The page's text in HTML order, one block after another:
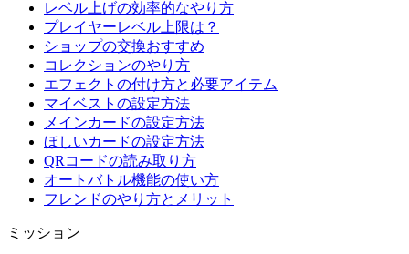
レベル上げの効率的なやり方
プレイヤーレベル上限は？
ショップの交換おすすめ
コレクションのやり方
エフェクトの付け方と必要アイテム
マイベストの設定方法
メインカードの設定方法
ほしいカードの設定方法
QRコードの読み取り方
オートバトル機能の使い方
フレンドのやり方とメリット
ミッション